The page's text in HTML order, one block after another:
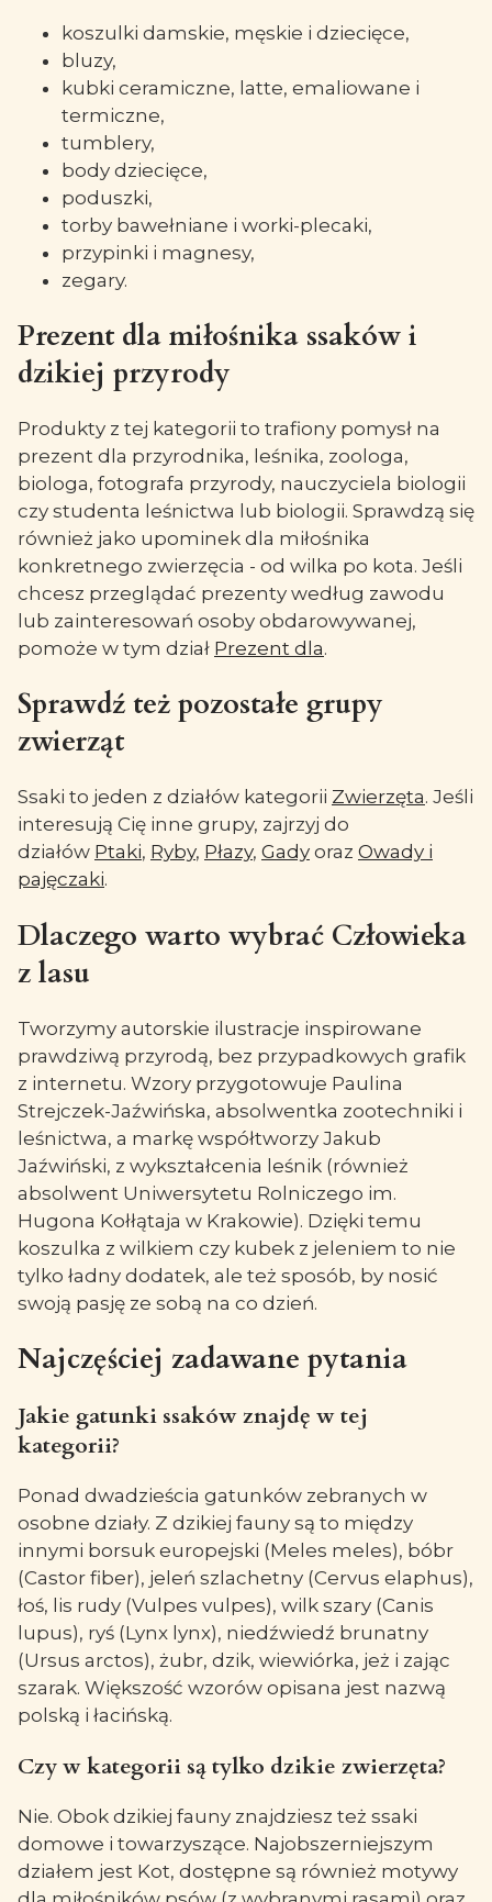
koszulki damskie, męskie i dziecięce,
bluzy,
kubki ceramiczne, latte, emaliowane i
termiczne,
tumblery,
body dziecięce,
poduszki,
torby bawełniane i worki-plecaki,
przypinki i magnesy,
zegary.
Prezent dla miłośnika ssaków i
dzikiej przyrody
Produkty z tej kategorii to trafiony pomysł na
prezent dla przyrodnika, leśnika, zoologa,
biologa, fotografa przyrody, nauczyciela biologii
czy studenta leśnictwa lub biologii. Sprawdzą się
również jako upominek dla miłośnika
konkretnego zwierzęcia - od wilka po kota. Jeśli
chcesz przeglądać prezenty według zawodu
lub zainteresowań osoby obdarowywanej,
pomoże w tym dział Prezent dla.
Sprawdź też pozostałe grupy
zwierząt
Ssaki to jeden z działów kategorii Zwierzęta. Jeśli
interesują Cię inne grupy, zajrzyj do
działów Ptaki, Ryby, Płazy, Gady oraz Owady i
pajęczaki.
Dlaczego warto wybrać Człowieka
z lasu
Tworzymy autorskie ilustracje inspirowane
prawdziwą przyrodą, bez przypadkowych grafik
z internetu. Wzory przygotowuje Paulina
Strejczek-Jaźwińska, absolwentka zootechniki i
leśnictwa, a markę współtworzy Jakub
Jaźwiński, z wykształcenia leśnik (również
absolwent Uniwersytetu Rolniczego im.
Hugona Kołłątaja w Krakowie). Dzięki temu
koszulka z wilkiem czy kubek z jeleniem to nie
tylko ładny dodatek, ale też sposób, by nosić
swoją pasję ze sobą na co dzień.
Najczęściej zadawane pytania
Jakie gatunki ssaków znajdę w tej
kategorii?
Ponad dwadzieścia gatunków zebranych w
osobne działy. Z dzikiej fauny są to między
innymi borsuk europejski (Meles meles), bóbr
(Castor fiber), jeleń szlachetny (Cervus elaphus),
łoś, lis rudy (Vulpes vulpes), wilk szary (Canis
lupus), ryś (Lynx lynx), niedźwiedź brunatny
(Ursus arctos), żubr, dzik, wiewiórka, jeż i zając
szarak. Większość wzorów opisana jest nazwą
polską i łacińską.
Czy w kategorii są tylko dzikie zwierzęta?
Nie. Obok dzikiej fauny znajdziesz też ssaki
domowe i towarzyszące. Najobszerniejszym
działem jest Kot, dostępne są również motywy